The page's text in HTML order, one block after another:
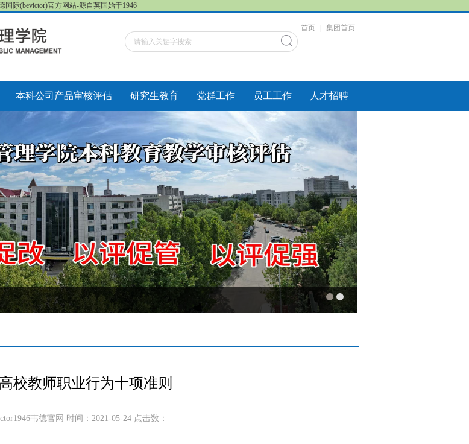
国际(bevictor)官方网站-源自英国始于1946
首页 集团首页
本科公司产品审核评估 研究生教育 党群工作 员工工作 人才招聘
校教师职业行为十项准则
韦德官网 时间：2021-05-24 点击数：